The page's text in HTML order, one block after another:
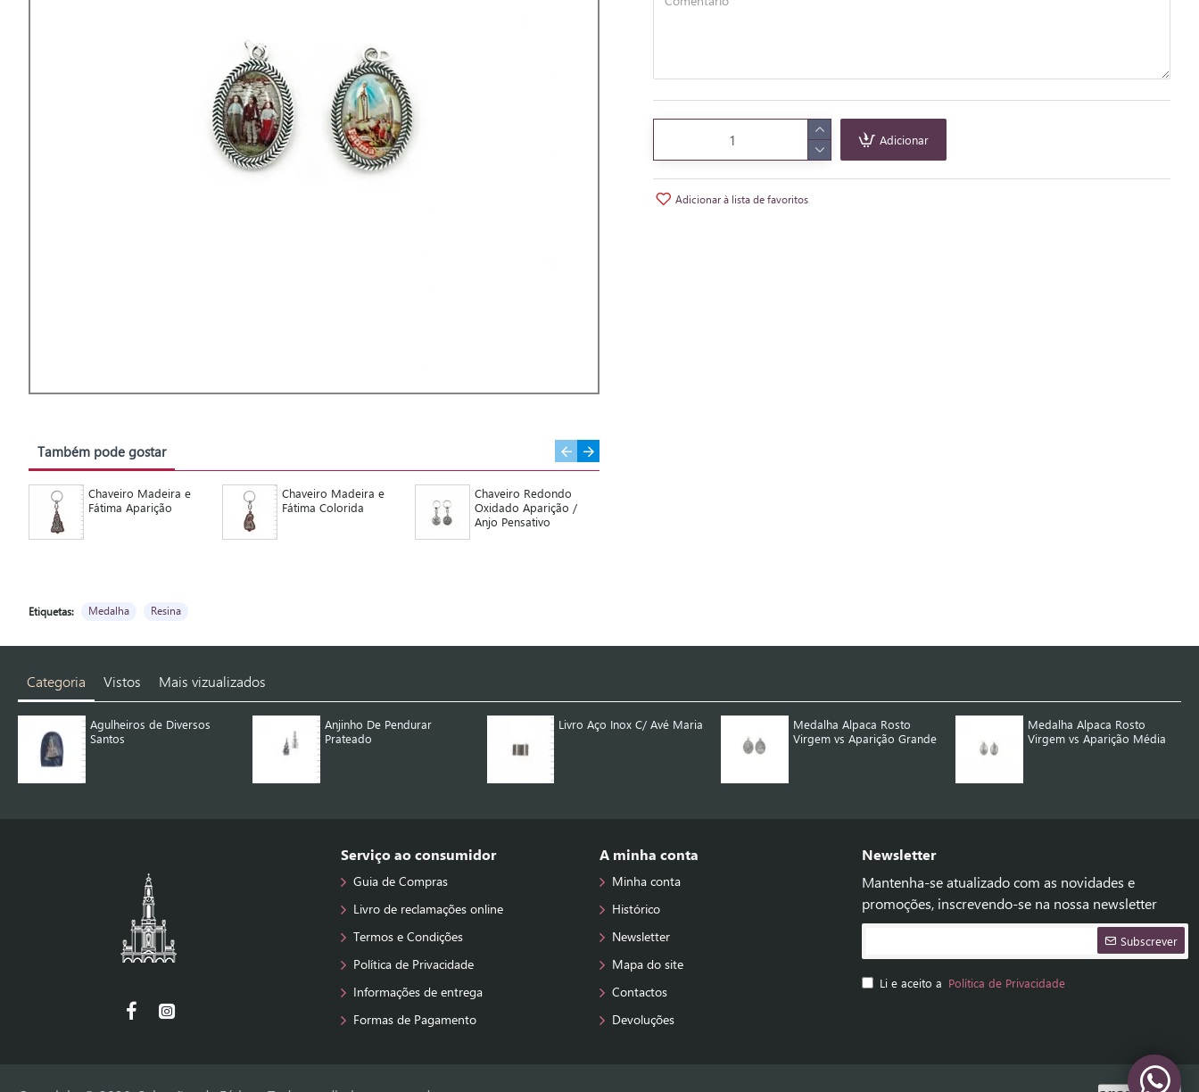
Também pode gostar
Chaveiro Madeira e
Fátima Aparição
Chaveiro Madeira e
Fátima Colorida
Chaveiro Redondo
Oxidado Aparição /
Anjo Pensativo
Adicionar
Adicionar à lista de favoritos
Etiquetas: Medalha Resina
Categoria Vistos Mais vizualizados
Agulheiros de Diversos
Santos
Anjinho De Pendurar
Prateado
Livro Aço Inox C/ Avé Maria
Medalha Alpaca Rosto
Virgem vs Aparição Grande
Medalha Alpaca Rosto
Virgem vs Aparição Média
Serviço ao consumidor
Guia de Compras
Livro de reclamações online
Termos e Condições
Política de Privacidade
Informações de entrega
Formas de Pagamento
A minha conta
Minha conta
Histórico
Newsletter
Mapa do site
Contactos
Devoluções
Newsletter
Mantenha-se atualizado com as novidades e
promoções, inscrevendo-se na nossa newsletter
Subscrever
Li e aceito a Política de Privacidade